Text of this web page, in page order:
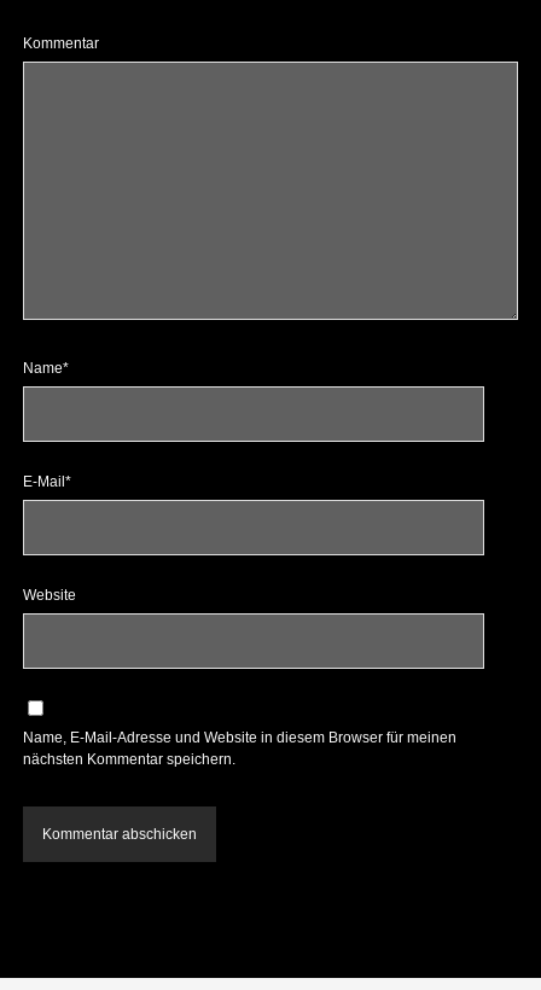
Kommentar
Name*
E-Mail*
Website
Name, E-Mail-Adresse und Website in diesem Browser für meinen
nächsten Kommentar speichern.